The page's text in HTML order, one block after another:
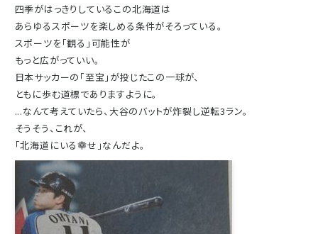
四季がはっきりしているこの北海道は
あらゆるスポーツを楽しめる条件がそろっている。
スポーツを「観る」可能性が
もっと広がっていい。
日本サッカーの「至宝」が投じたこの一球が、
ともに歩む道標でありますように。
...なんて考えていたら、大谷のバットが炸裂し逆転3ラン。
そうそう、これが、
「北海道にいる幸せ」なんだよ。